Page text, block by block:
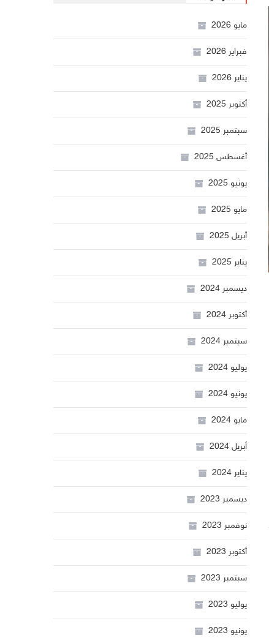
مايو 2026
فبراير 2026
يناير 2026
أكتوبر 2025
سبتمبر 2025
أغسطس 2025
يونيو 2025
مايو 2025
أبريل 2025
يناير 2025
ديسمبر 2024
أكتوبر 2024
سبتمبر 2024
يوليو 2024
يونيو 2024
مايو 2024
أبريل 2024
يناير 2024
ديسمبر 2023
نوفمبر 2023
أكتوبر 2023
سبتمبر 2023
يوليو 2023
يونيو 2023